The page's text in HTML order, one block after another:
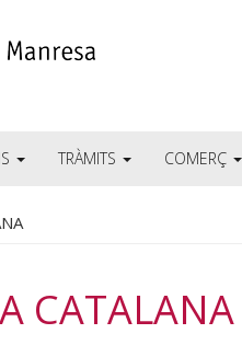
TRÀMITS COMERÇ
CATALANA